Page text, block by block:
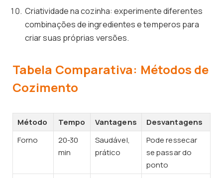
Criatividade na cozinha: experimente diferentes
combinações de ingredientes e temperos para
criar suas próprias versões.
Tabela Comparativa: Métodos de
Cozimento
Método Tempo Vantagens
Desvantagens
Forno
20-30
min
Saudável,
prático
Pode ressecar
se passar do
ponto